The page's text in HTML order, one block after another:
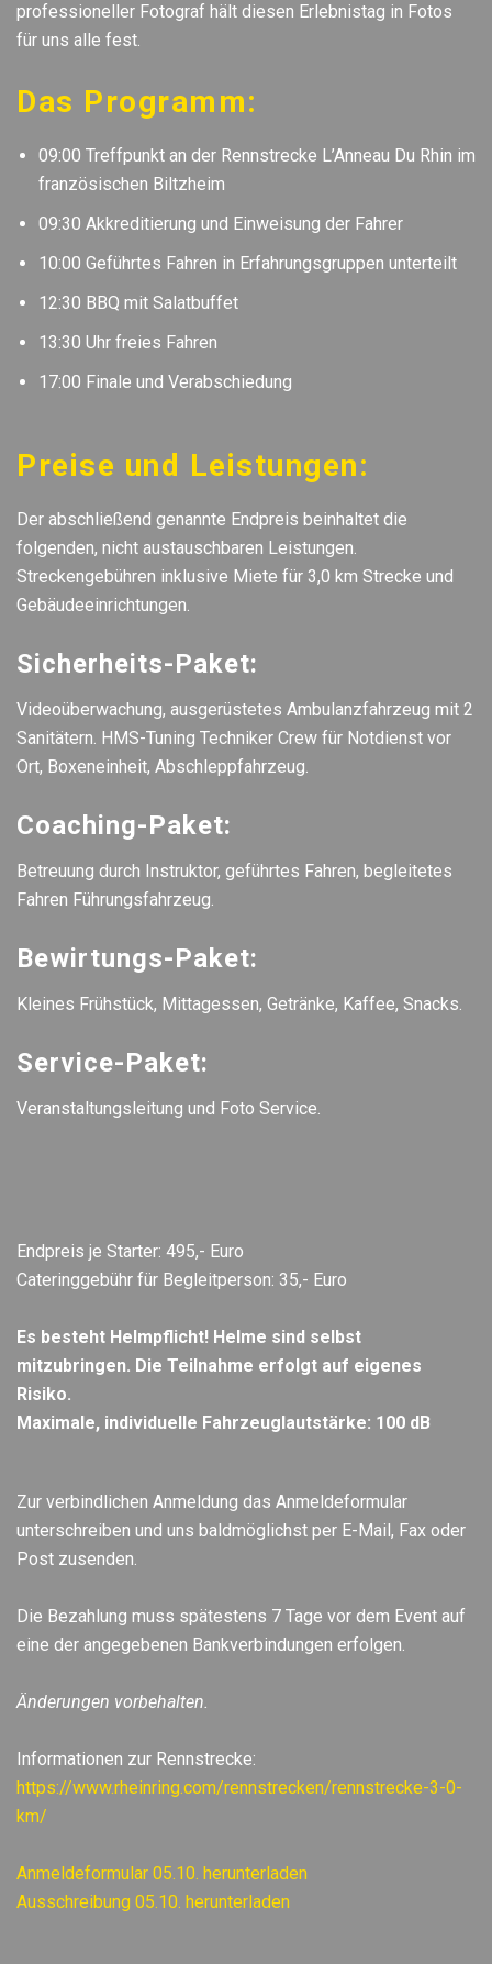
professioneller Fotograf hält diesen Erlebnistag in Fotos
für uns alle fest.
Das Programm:
09:00 Treffpunkt an der Rennstrecke L’Anneau Du Rhin im
französischen Biltzheim
09:30 Akkreditierung und Einweisung der Fahrer
10:00 Geführtes Fahren in Erfahrungsgruppen unterteilt
12:30 BBQ mit Salatbuffet
13:30 Uhr freies Fahren
17:00 Finale und Verabschiedung
Preise und Leistungen:
Der abschließend genannte Endpreis beinhaltet die
folgenden, nicht austauschbaren Leistungen.
Streckengebühren inklusive Miete für 3,0 km Strecke und
Gebäudeeinrichtungen.
Sicherheits-Paket:
Videoüberwachung, ausgerüstetes Ambulanzfahrzeug mit 2
Sanitätern. HMS-Tuning Techniker Crew für Notdienst vor
Ort, Boxeneinheit, Abschleppfahrzeug.
Coaching-Paket:
Betreuung durch Instruktor, geführtes Fahren, begleitetes
Fahren Führungsfahrzeug.
Bewirtungs-Paket:
Kleines Frühstück, Mittagessen, Getränke, Kaffee, Snacks.
Service-Paket:
Veranstaltungsleitung und Foto Service.
Endpreis je Starter: 495,- Euro
Cateringgebühr für Begleitperson: 35,- Euro
Es besteht Helmpflicht! Helme sind selbst
mitzubringen. Die Teilnahme erfolgt auf eigenes
Risiko.
Maximale, individuelle Fahrzeuglautstärke: 100 dB
Zur verbindlichen Anmeldung das Anmeldeformular
unterschreiben und uns baldmöglichst per E-Mail, Fax oder
Post zusenden.
Die Bezahlung muss spätestens 7 Tage vor dem Event auf
eine der angegebenen Bankverbindungen erfolgen.
Änderungen vorbehalten.
Informationen zur Rennstrecke:
https://www.rheinring.com/rennstrecken/rennstrecke-3-0-
km/
Anmeldeformular 05.10. herunterladen
Ausschreibung 05.10. herunterladen